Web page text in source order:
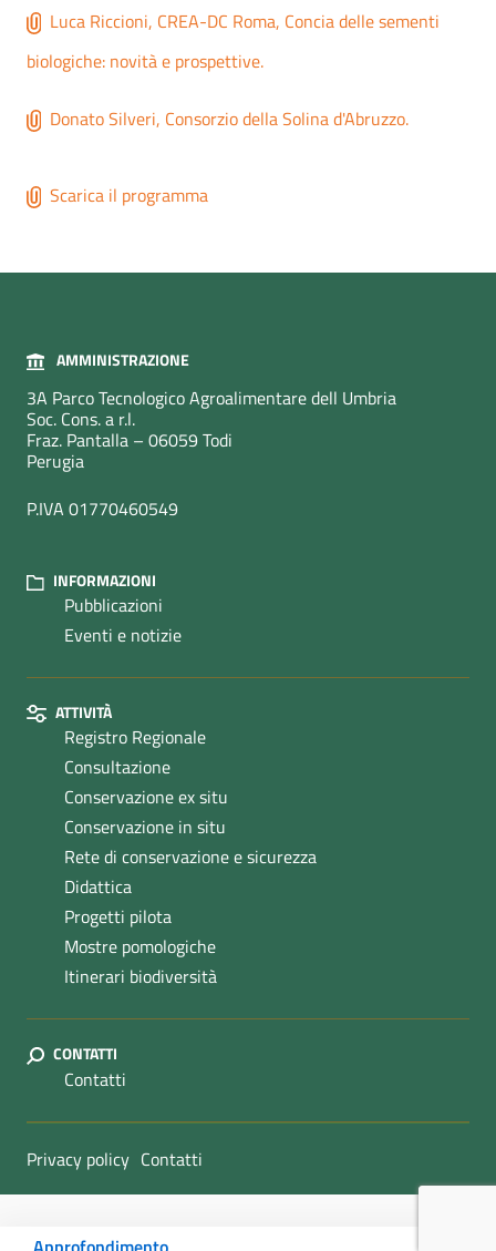
Luca Riccioni, CREA-DC Roma, Concia delle sementi
biologiche: novità e prospettive.
Donato Silveri, Consorzio della Solina d'Abruzzo.
Scarica il programma
AMMINISTRAZIONE
3A Parco Tecnologico Agroalimentare dell Umbria
Soc. Cons. a r.l.
Fraz. Pantalla – 06059 Todi
Perugia
P.IVA 01770460549
INFORMAZIONI
Pubblicazioni
Eventi e notizie
ATTIVITÀ
Registro Regionale
Consultazione
Conservazione ex situ
Conservazione in situ
Rete di conservazione e sicurezza
Didattica
Progetti pilota
Mostre pomologiche
Itinerari biodiversità
CONTATTI
Contatti
Sezione Link Utili
Privacy policy Contatti